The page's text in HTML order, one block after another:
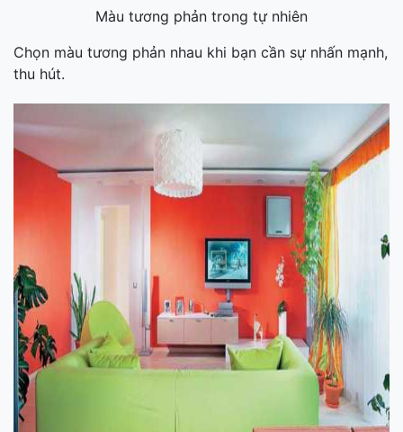
Màu tương phản trong tự nhiên
Chọn màu tương phản nhau khi bạn cần sự nhấn mạnh,
thu hút.